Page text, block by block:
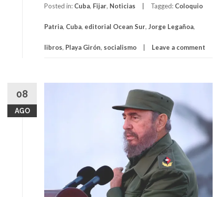
Posted in: Cuba, Fijar, Noticias Tagged: Coloquio
Patria, Cuba, editorial Ocean Sur, Jorge Legañoa,
libros, Playa Girón, socialismo Leave a comment
08
AGO